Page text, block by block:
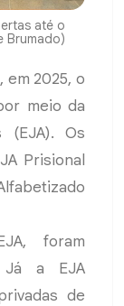
até o
Brumado)
em 2025, o
meio da
(EJA). Os
Prisional
foram
Já a EJA
de